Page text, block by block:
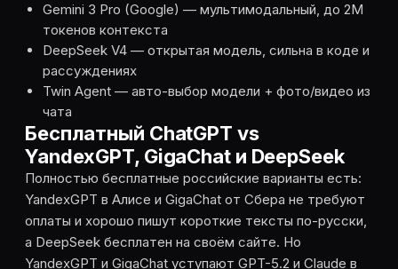
Gemini 3 Pro (Google) — мультимодальный, до 2M
токенов контекста
DeepSeek V4 — открытая модель, сильна в коде и
рассуждениях
Twin Agent — авто-выбор модели + фото/видео из
чата
Бесплатный ChatGPT vs
YandexGPT, GigaChat и DeepSeek
Полностью бесплатные российские варианты есть:
YandexGPT в Алисе и GigaChat от Сбера не требуют
оплаты и хорошо пишут короткие тексты по-русски,
а DeepSeek бесплатен на своём сайте. Но
YandexGPT и GigaChat уступают GPT-5.2 и Claude в